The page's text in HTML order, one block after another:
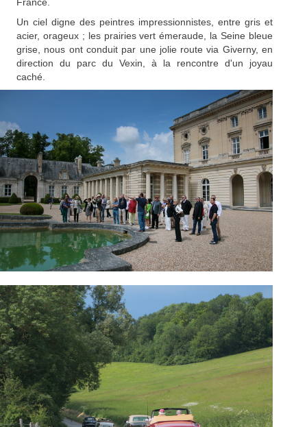
Un ciel digne des peintres impressionnistes, entre gris et
acier, orageux ; les prairies vert émeraude, la Seine bleue
grise, nous ont conduit par une jolie route via Giverny, en
direction du parc du Vexin, à la rencontre d'un joyau
caché.